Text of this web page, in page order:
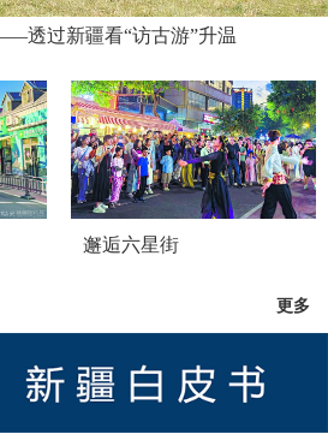
透过新疆看“访古游”升温
邂逅六星街
更多